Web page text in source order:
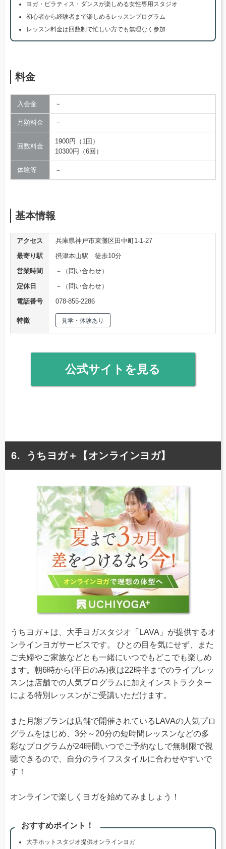
ヨガ・ピラティス・ダンスが楽しめる女性専用スタジオ
初心者から経験者まで楽しめるレッスンプログラム
レッスン料金は回数制で忙しい方でも無理なく参加
料金
入会金 －
月額料金 －
回数料金
1900円（1回）
10300円（6回）
体験等 －
基本情報
アクセス
兵庫県神戸市東灘区田中町1-1-27
最寄り駅
摂津本山駅 徒歩10分
営業時間
－（問い合わせ）
定休日
－（問い合わせ）
電話番号
078-855-2286
特徴 見学・体験あり
公式サイトを見る
うちヨガ＋【オンラインヨガ】
うちヨガ＋は、大手ヨガスタジオ「LAVA」が提供するオ
ンラインヨガサービスです。 ひとの目を気にせず、また
ご夫婦やご家族などとも一緒にいつでもどこでも楽しめ
ます。朝6時から(平日のみ)夜は22時半までのライブレッ
スンは店舗での人気プログラムに加えインストラクター
による特別レッスンがご受講いただけます。
また月謝プランは店舗で開催されているLAVAの人気プロ
グラムをはじめ、3分～20分の短時間レッスンなどの多
彩なプログラムが24時間いつでご予約なしで無制限で視
聴できるので、自分のライフスタイルに合わせやすいで
す！
オンラインで楽しくヨガを始めてみましょう！
おすすめポイント！
大手ホットスタジオ提供オンラインヨガ